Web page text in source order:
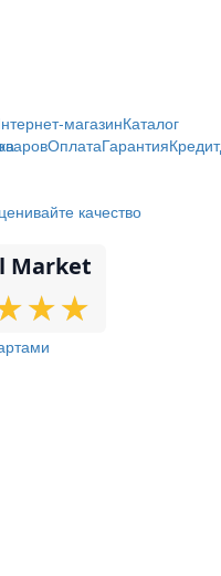
магазинКаталог
ОплатаГарантияКредит
Market
★
★★
★